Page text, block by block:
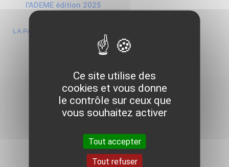
l'ADEME édition 2025
LA PAGE DES DISPOSITIFS DE SOUTIEN EN RÉGION
Ce site utilise des
cookies et vous donne
le contrôle sur ceux que
vous souhaitez activer
Tout accepter
Tout refuser